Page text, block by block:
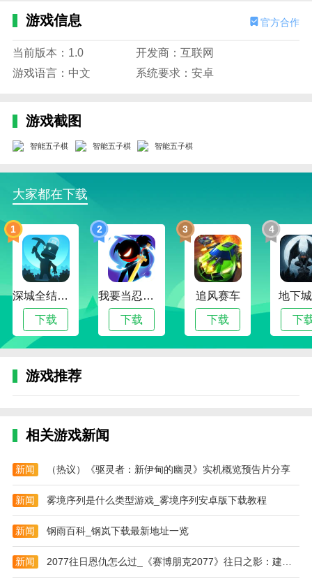
感到厌烦。
2、五眼连环攻击，孩子按八卦精神防御
3、音乐、界面、提示等元素，更有趣更有活力，感受
4.强大的人力智能:/[k1/]象棋大师游戏拥有强大的人力
战性的战斗体验。
5.双人游戏模式，可以和朋友一起玩游戏，增加了游戏
的互动性。
小编评价
1、支持后悔棋、求和、请假等功能，带你走到底。
2.非常适合休闲娱乐。随时随地都可以打开，轻松愉快
地度过闲暇时光。你需要思考和策略才能在对抗中取
胜。你可以用你的智力去预测对手的棋步，同时你需要
通过潜在的威胁来阻止对手获胜。
3.独特的真人网络棋牌游戏，典雅的古风让你赏心悦
热门搜索: 世界末日生存游戏攻略破解版(世界末日生存破解版最新
游戏信息 官方合作
当前版本：1.0
开发商：互联网
游戏语言：中文
系统要求：安卓
游戏截图
大家都在下载
1
深城全结局解锁版
下载
2
我要当忍者无限金币版
下载
3
追风赛车
下载
4
地下
下
游戏推荐
相关游戏新闻
新闻 （热议）《驱灵者：新伊甸的幽灵》实机概览预告片分享
新闻 雾境序列是什么类型游戏_雾境序列安卓版下载教程
新闻 钢雨百科_钢岚下载最新地址一览
新闻